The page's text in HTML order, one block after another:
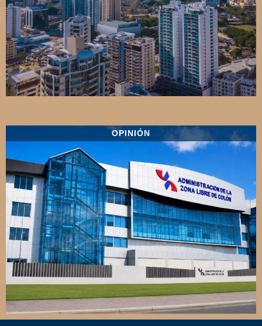
OPINIÓN